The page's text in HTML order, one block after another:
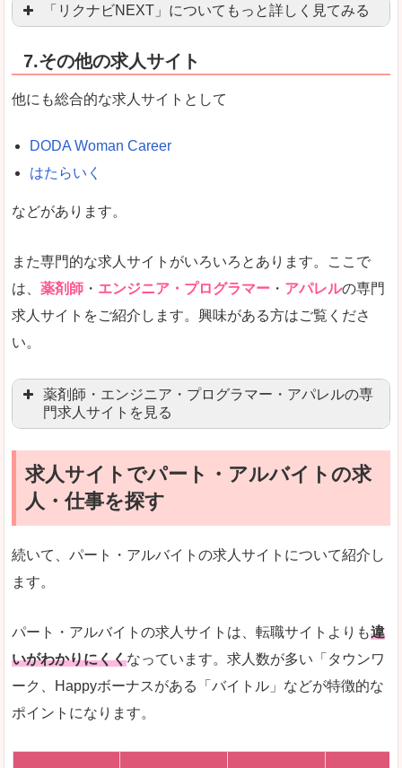
「リクナビNEXT」についてもっと詳しく見てみる
良いところ
悪いところ
未経験 未経験の求人もあります
営業職を探している方にとっては、有利なサイト
検索人気キーワードの上位が「40代」「50代」
使いやすさ
文字が大きくて見やすいです。
求人を含んだページを見てみる
7.その他の求人サイト
他にも総合的な求人サイトとして
DODA Woman Career
はたらいく
などがあります。
また専門的な求人サイトがいろいろとあります。ここで
は、 薬剤師 ・ エンジニア・プログラマー ・ アパレルの専門
求人サイトをご紹介します。興味がある方はご覧くださ
い。
薬剤師・エンジニア・プログラマー・アパレルの専
門求人サイトを見る
マイナビ薬剤師
リクナビ薬剤師
ファルマスタッフ
薬キャリ(エムスリー)
ファーマキャリア
レバテックキャリア
求人サイトでパート・アルバイトの求
人・仕事を探す
続いて、パート・アルバイトの求人サイトについて紹介し
ます。
パート・アルバイトの求人サイトは、転職サイトよりも違
いがわかりにくくなっています。求人数が多い「タウンワ
ーク、Happyボーナスがある「バイトル」などが特徴的な
ポイントになります。